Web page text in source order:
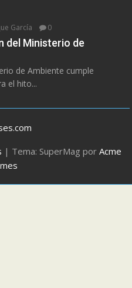
García 0
del Ministerio de
de Ambiente cumple
el hito...
| Tema: SuperMag por Acme